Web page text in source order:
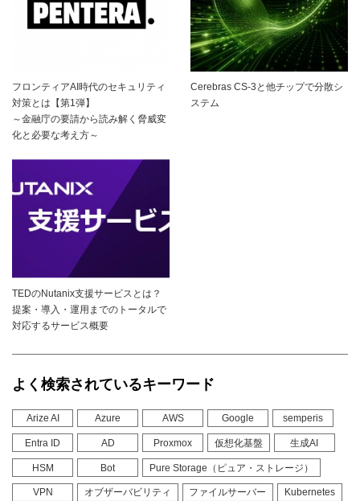
フロンティアAI時代のセキュリティ
対策とは【第1弾】
～金融庁の要請から読み解く脅威変
化と必要な考え方～
Cerebras CS-3と他チップで分散シ
ステム
TEDのNutanix支援サービスとは？
提案・導入・運用までのトータルで
対応するサービス概要
よく検索されているキーワード
Arize AI Azure AWS Google semperis
Entra ID AD Proxmox 仮想化基盤 生成AI
HSM Bot Pure Storage（ピュア・ストレージ）
VPN オブザーバビリティ ファイルサーバー Kubernetes